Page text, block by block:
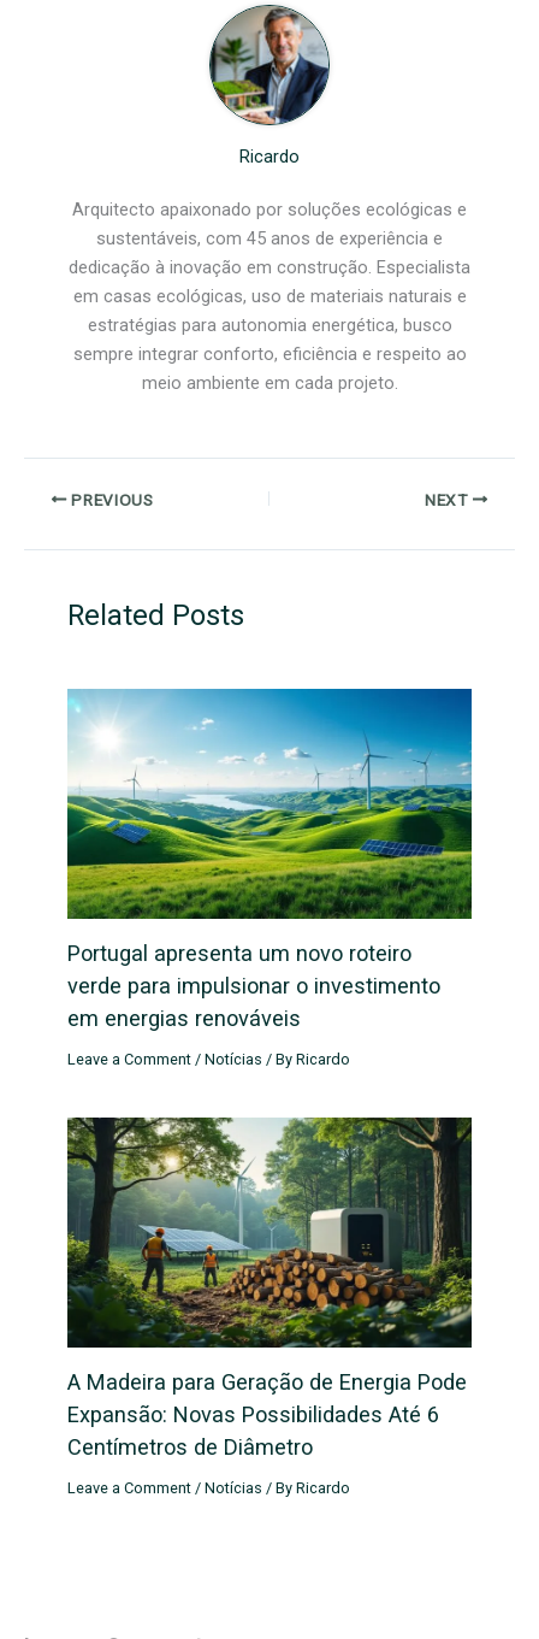
Ricardo
Arquitecto apaixonado por soluções ecológicas e
sustentáveis, com 45 anos de experiência e
dedicação à inovação em construção. Especialista
em casas ecológicas, uso de materiais naturais e
estratégias para autonomia energética, busco
sempre integrar conforto, eficiência e respeito ao
meio ambiente em cada projeto.
PREVIOUS NEXT
Related Posts
Portugal apresenta um novo roteiro
verde para impulsionar o investimento
em energias renováveis
Leave a Comment /Notícias / ByRicardo
A Madeira para Geração de Energia Pode
Expansão: Novas Possibilidades Até 6
Centímetros de Diâmetro
Leave a Comment /Notícias / ByRicardo